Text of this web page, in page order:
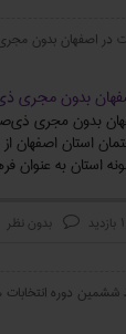
در اصفهان بدون
بدون مجری
بدون مجری
استان اصفهان از
استان به عنوان
 بدون نظر
دوره انتخابات